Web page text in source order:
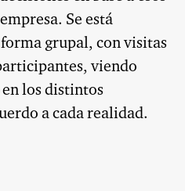
Se está
grupal, con visitas
viendo
los distintos
a cada realidad.